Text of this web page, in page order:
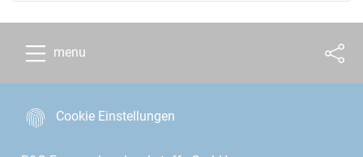
menu
Cookie Einstellungen